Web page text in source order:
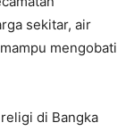
sekitar, air
mengobati
di Bangka